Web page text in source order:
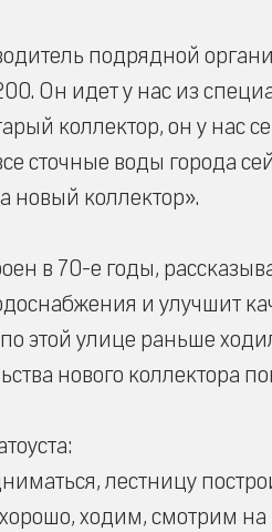
подрядной
Он идет у нас из
коллектор, он у нас
сточные воды города
новый коллектор».
в 70-е годы,
и улучшит
этой улице раньше
нового коллектора
лестницу
ходим, смотрим